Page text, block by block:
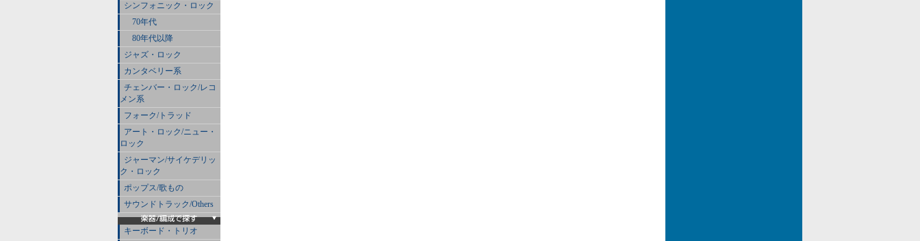
シンフォニック・ロック
70年代
80年代以降
ジャズ・ロック
カンタベリー系
チェンバー・ロック/レコ
メン系
フォーク/トラッド
アート・ロック/ニュー・
ロック
ジャーマン/サイケデリッ
ク・ロック
ポップス/歌もの
サウンドトラック/Others
キーボード・トリオ